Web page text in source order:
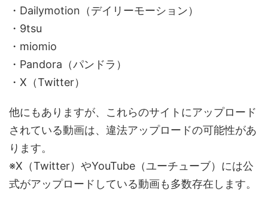
・Dailymotion（デイリーモーション）
・9tsu
・miomio
・Pandora（パンドラ）
・X（Twitter）
他にもありますが、これらのサイトにアップロード
されている動画は、違法アップロードの可能性があ
ります。
※X（Twitter）やYouTube（ユーチューブ）には公
式がアップロードしている動画も多数存在します。